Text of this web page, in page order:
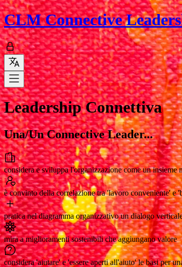
CLMConnective
Leadership Connettiva
Una/Un Connective Leader...
considera e sviluppa l'organizzazione come un insieme
è convinto della correlazione tra 'lavoro conveniente' e
pratica nel diagramma organizzativo un dialogo
mira a miglioramenti sostenibili che aggiungano valore
considera 'aiutare' e 'essere aperti all'aiuto' le basi per